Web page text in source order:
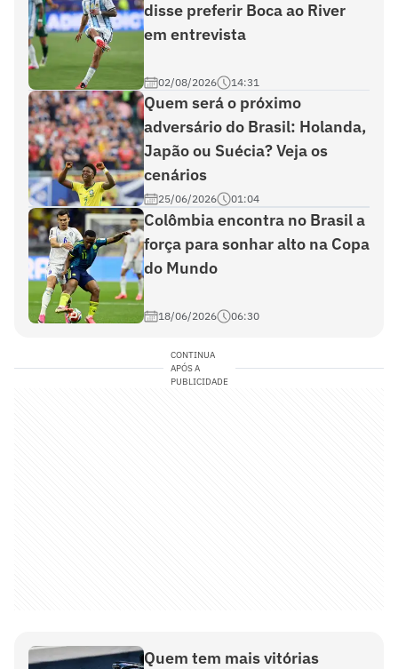
disse preferir Boca ao River
em entrevista
02/08/2026 14:31
Quem será o próximo
adversário do Brasil: Holanda,
Japão ou Suécia? Veja os
cenários
25/06/2026 01:04
Colômbia encontra no Brasil a
força para sonhar alto na Copa
do Mundo
18/06/2026 06:30
CONTINUA
APÓS A
PUBLICIDADE
Quem tem mais vitórias